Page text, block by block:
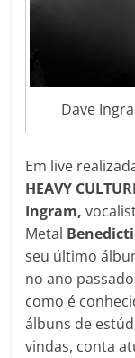
Dave
Em live
HEAVY
Ingram,
Metal
seu último
no ano
como é
álbuns de
vindas, conta